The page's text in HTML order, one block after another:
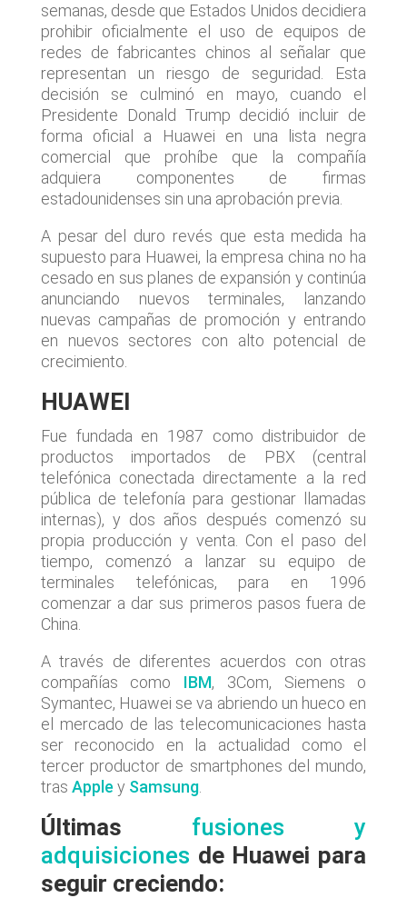
semanas, desde que Estados Unidos decidiera
prohibir oficialmente el uso de equipos de
redes de fabricantes chinos al señalar que
representan un riesgo de seguridad. Esta
decisión se culminó en mayo, cuando el
Presidente Donald Trump decidió incluir de
forma oficial a Huawei en una lista negra
comercial que prohíbe que la compañía
adquiera componentes de firmas
estadounidenses sin una aprobación previa.
A pesar del duro revés que esta medida ha
supuesto para Huawei, la empresa china no ha
cesado en sus planes de expansión y continúa
anunciando nuevos terminales, lanzando
nuevas campañas de promoción y entrando
en nuevos sectores con alto potencial de
crecimiento.
HUAWEI
Fue fundada en 1987 como distribuidor de
productos importados de PBX (central
telefónica conectada directamente a la red
pública de telefonía para gestionar llamadas
internas), y dos años después comenzó su
propia producción y venta. Con el paso del
tiempo, comenzó a lanzar su equipo de
terminales telefónicas, para en 1996
comenzar a dar sus primeros pasos fuera de
China.
A través de diferentes acuerdos con otras
compañías como IBM, 3Com, Siemens o
Symantec, Huawei se va abriendo un hueco en
el mercado de las telecomunicaciones hasta
ser reconocido en la actualidad como el
tercer productor de smartphones del mundo,
tras Appley Samsung.
Últimas fusiones y
adquisiciones de Huawei para
seguir creciendo: